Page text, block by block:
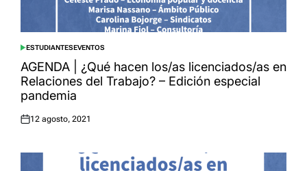
POSTED
IN
ESTUDIANTESEVENTOS
AGENDA | ¿Qué hacen los/as licenciados/as en
Relaciones del Trabajo? – Edición especial
pandemia
Posted
12 agosto, 2021